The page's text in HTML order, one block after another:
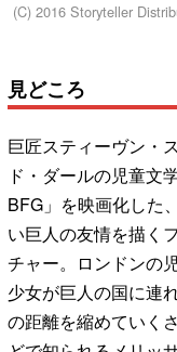
(C) 2016 Storyteller
見どころ
巨匠スティーヴン・
ド・ダールの児童文
BFG」を映画化した
い巨人の友情を描く
チャー。ロンドンの
少女が巨人の国に連
の距離を縮めていく